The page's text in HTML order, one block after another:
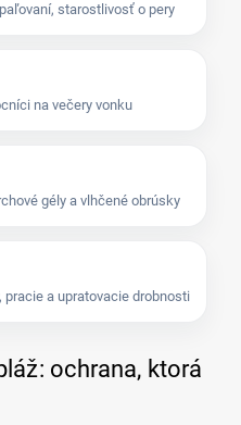
starostlivosť o pery
na večery vonku
gély a vlhčené obrúsky
pracie a upratovacie drobnosti
ochrana, ktorá